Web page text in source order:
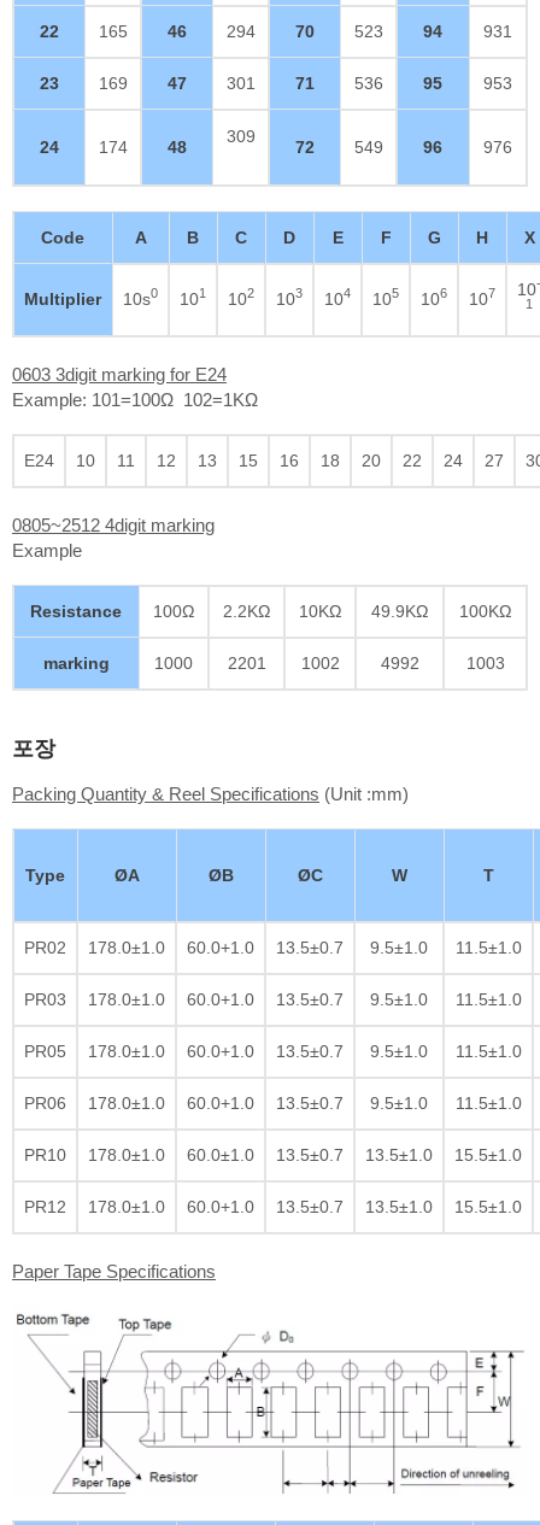
22 165 46 294 70 523 94 931
23 169 47 301 71 536 95 953
24 174 48
309
72 549 96 976
Code A B C D E F G H X
Multiplier 10s0 101 102 103 104 105 106 107 10-
1
0603 3digit marking for E24
Example: 101=100Ω 102=1KΩ
E24 10 11 12 13 15 16 18 20 22 24 27
0805~2512 4digit marking
Example
Resistance 100Ω 2.2KΩ 10KΩ 49.9KΩ 100KΩ
marking 1000 2201 1002 4992 1003
포장
Packing Quantity & Reel Specifications (Unit :mm)
Type ØA ØB ØC W T
PR02 178.0±1.0 60.0+1.0 13.5±0.7 9.5±1.0 11.5±1.0
PR03 178.0±1.0 60.0+1.0 13.5±0.7 9.5±1.0 11.5±1.0
PR05 178.0±1.0 60.0+1.0 13.5±0.7 9.5±1.0 11.5±1.0
PR06 178.0±1.0 60.0+1.0 13.5±0.7 9.5±1.0 11.5±1.0
PR10 178.0±1.0 60.0±1.0 13.5±0.7 13.5±1.0 15.5±1.0
PR12 178.0±1.0 60.0+1.0 13.5±0.7 13.5±1.0 15.5±1.0
Paper Tape Specifications